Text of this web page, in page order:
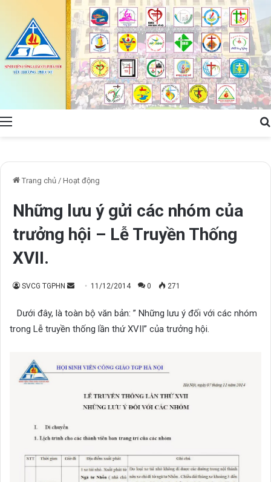
Menu
Trang chủ / Hoạt động
Những lưu ý gửi các nhóm của
trưởng hội – Lễ Truyền Thống
XVII.
SVCG TGPHN
Send
email
11/12/2014 0 271
Dưới đây, là toàn bộ văn bản: ” Những lưu ý đối với các nhóm
trong Lễ truyền thống lần thứ XVII” của trưởng hội.